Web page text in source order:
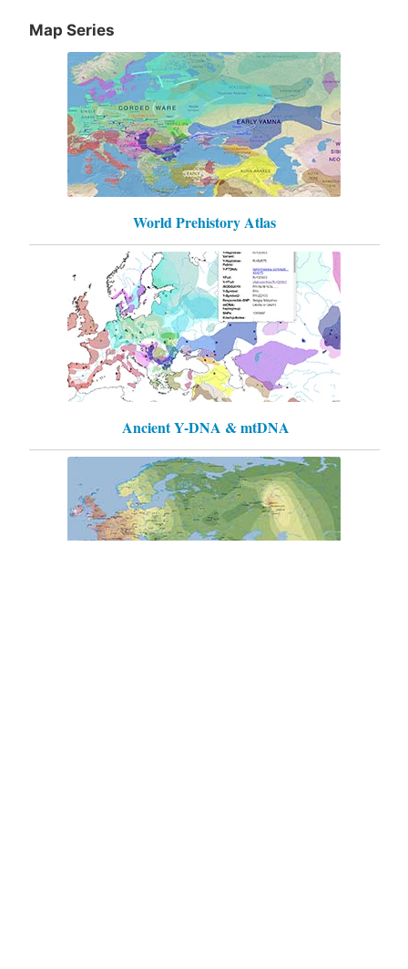
Map Series
World Prehistory Atlas
Ancient Y-DNA & mtDNA